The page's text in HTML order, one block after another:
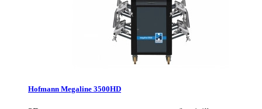
Hofmann Megaline 3500HD